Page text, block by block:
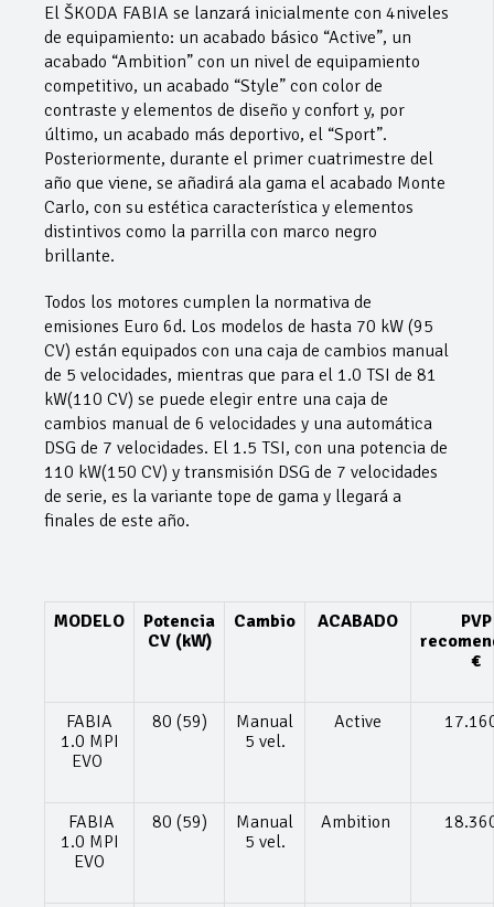
El ŠKODA FABIA se lanzará inicialmente con 4niveles
de equipamiento: un acabado básico “Active”, un
acabado “Ambition” con un nivel de equipamiento
competitivo, un acabado “Style” con color de
contraste y elementos de diseño y confort y, por
último, un acabado más deportivo, el “Sport”.
Posteriormente, durante el primer cuatrimestre del
año que viene, se añadirá ala gama el acabado Monte
Carlo, con su estética característica y elementos
distintivos como la parrilla con marco negro
brillante.
Todos los motores cumplen la normativa de
emisiones Euro 6d. Los modelos de hasta 70 kW (95
CV) están equipados con una caja de cambios manual
de 5 velocidades, mientras que para el 1.0 TSI de 81
kW(110 CV) se puede elegir entre una caja de
cambios manual de 6 velocidades y una automática
DSG de 7 velocidades. El 1.5 TSI, con una potencia de
110 kW(150 CV) y transmisión DSG de 7 velocidades
de serie, es la variante tope de gama y llegará a
finales de este año.
MODELO
Potencia
CV (kW)
Cambio ACABADO
PVP
€
FABIA
1.0 MPI
EVO
80 (59)
Manual
5 vel.
Active
FABIA
1.0 MPI
EVO
80 (59)
Manual
5 vel.
Ambition